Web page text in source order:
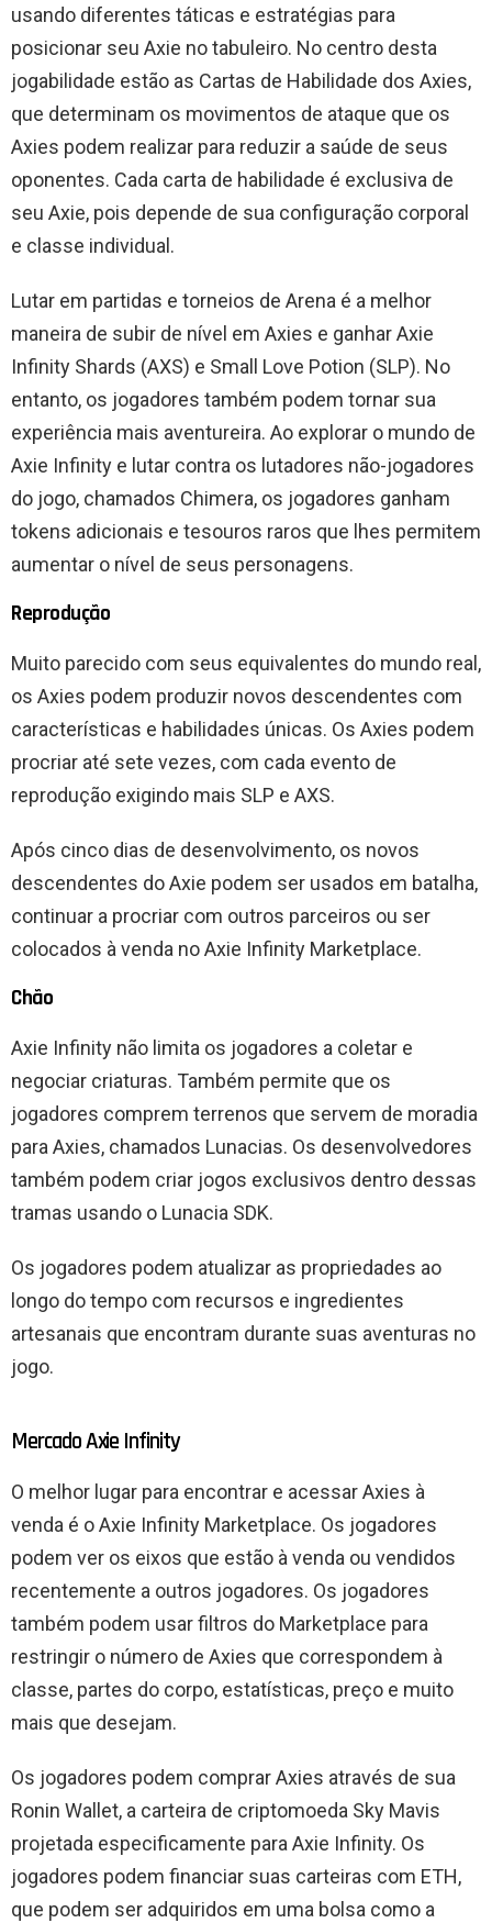
usando diferentes táticas e estratégias para
posicionar seu Axie no tabuleiro. No centro desta
jogabilidade estão as Cartas de Habilidade dos Axies,
que determinam os movimentos de ataque que os
Axies podem realizar para reduzir a saúde de seus
oponentes. Cada carta de habilidade é exclusiva de
seu Axie, pois depende de sua configuração corporal
e classe individual.
Lutar em partidas e torneios de Arena é a melhor
maneira de subir de nível em Axies e ganhar Axie
Infinity Shards (AXS) e Small Love Potion (SLP). No
entanto, os jogadores também podem tornar sua
experiência mais aventureira. Ao explorar o mundo de
Axie Infinity e lutar contra os lutadores não-jogadores
do jogo, chamados Chimera, os jogadores ganham
tokens adicionais e tesouros raros que lhes permitem
aumentar o nível de seus personagens.
Reprodução
Muito parecido com seus equivalentes do mundo real,
os Axies podem produzir novos descendentes com
características e habilidades únicas. Os Axies podem
procriar até sete vezes, com cada evento de
reprodução exigindo mais SLP e AXS.
Após cinco dias de desenvolvimento, os novos
descendentes do Axie podem ser usados ​​em batalha,
continuar a procriar com outros parceiros ou ser
colocados à venda no Axie Infinity Marketplace.
Chão
Axie Infinity não limita os jogadores a coletar e
negociar criaturas. Também permite que os
jogadores comprem terrenos que servem de moradia
para Axies, chamados Lunacias. Os desenvolvedores
também podem criar jogos exclusivos dentro dessas
tramas usando o Lunacia SDK.
Os jogadores podem atualizar as propriedades ao
longo do tempo com recursos e ingredientes
artesanais que encontram durante suas aventuras no
jogo.
Mercado Axie Infinity
O melhor lugar para encontrar e acessar Axies à
venda é o Axie Infinity Marketplace. Os jogadores
podem ver os eixos que estão à venda ou vendidos
recentemente a outros jogadores. Os jogadores
também podem usar filtros do Marketplace para
restringir o número de Axies que correspondem à
classe, partes do corpo, estatísticas, preço e muito
mais que desejam.
Os jogadores podem comprar Axies através de sua
Ronin Wallet, a carteira de criptomoeda Sky Mavis
projetada especificamente para Axie Infinity. Os
jogadores podem financiar suas carteiras com ETH,
que podem ser adquiridos em uma bolsa como a